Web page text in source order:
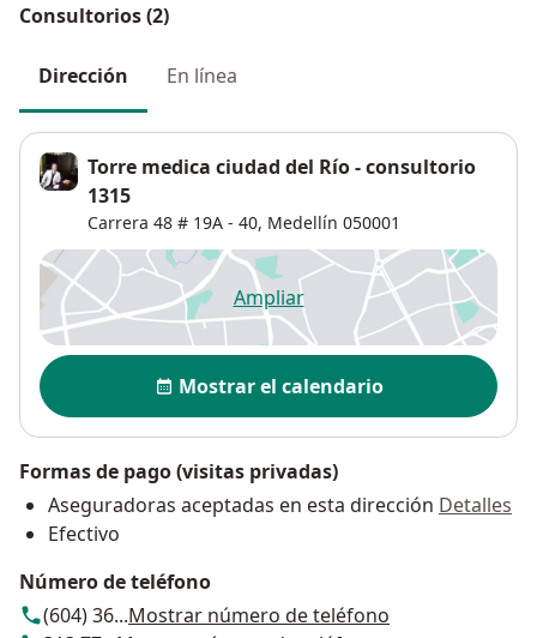
Consultorios (2)
Dirección En línea
Torre medica ciudad del Río - consultorio
1315
Carrera 48 # 19A - 40, Medellín 050001
Ampliarse abre en una nueva
Disponibilidad
Mostrar el calendario
Formas de pago (visitas privadas)
Aseguradoras aceptadas en esta dirección Detalles
Efectivo
Número de teléfono
(604) 36...Mostrar número de teléfono